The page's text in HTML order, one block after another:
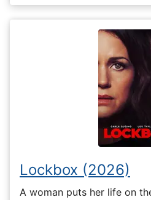
Lockbox (2026)
A woman puts her life on